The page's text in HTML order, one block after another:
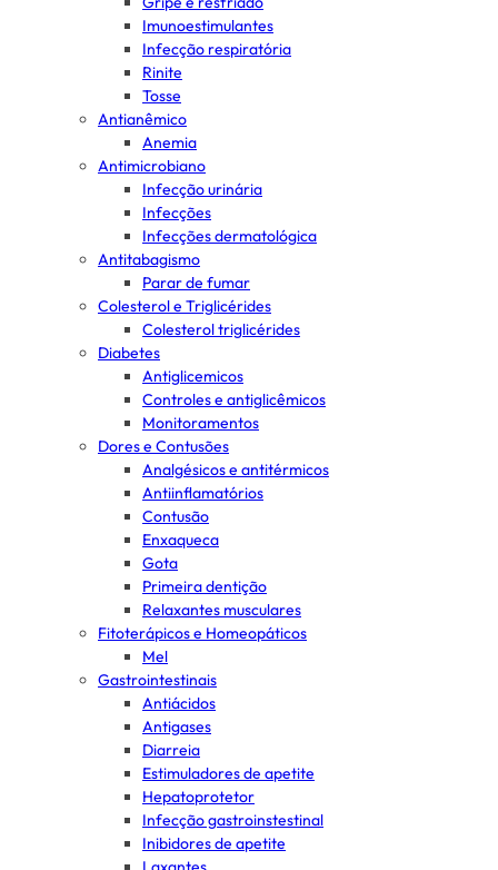
Imunoestimulantes
Infecção respiratória
Rinite
Tosse
Antianêmico
Anemia
Antimicrobiano
Infecção urinária
Infecções
Infecções dermatológica
Antitabagismo
Parar de fumar
Colesterol e Triglicérides
Colesterol triglicérides
Diabetes
Antiglicemicos
Controles e antiglicêmicos
Monitoramentos
Dores e Contusões
Analgésicos e antitérmicos
Antiinflamatórios
Contusão
Enxaqueca
Gota
Primeira dentição
Relaxantes musculares
Fitoterápicos e Homeopáticos
Mel
Gastrointestinais
Antiácidos
Antigases
Diarreia
Estimuladores de apetite
Hepatoprotetor
Infecção gastroinstestinal
Inibidores de apetite